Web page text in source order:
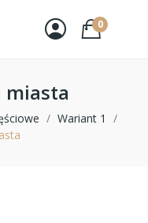
0
Wariant 1